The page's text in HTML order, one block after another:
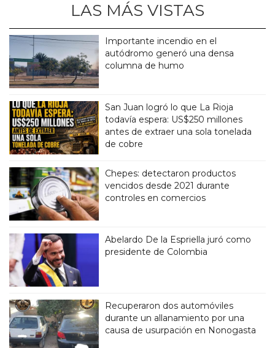
LAS MÁS VISTAS
Importante incendio en el
autódromo generó una densa
columna de humo
San Juan logró lo que La Rioja
todavía espera: US$250 millones
antes de extraer una sola tonelada
de cobre
Chepes: detectaron productos
vencidos desde 2021 durante
controles en comercios
Abelardo De la Espriella juró como
presidente de Colombia
Recuperaron dos automóviles
durante un allanamiento por una
causa de usurpación en Nonogasta